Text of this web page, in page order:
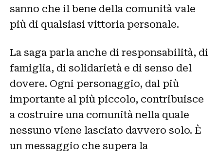
sanno che il bene della comunità vale
più di qualsiasi vittoria personale.
La saga parla anche di responsabilità, di
famiglia, di solidarietà e di senso del
dovere. Ogni personaggio, dal più
importante al più piccolo, contribuisce
a costruire una comunità nella quale
nessuno viene lasciato davvero solo. È
un messaggio che supera la